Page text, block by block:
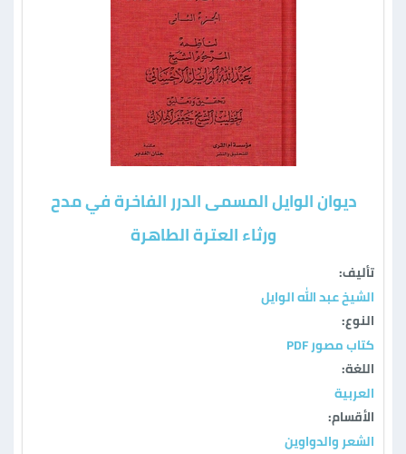
ديوان الوايل المسمى الدرر الفاخرة في مدح
ورثاء العترة الطاهرة
تأليف:
الشيخ عبد الله الوايل
النوع:
كتاب مصور PDF
اللغة:
العربية
الأقسام:
الشعر والدواوين